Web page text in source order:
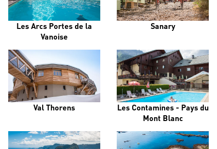
Les Arcs Portes de la
Vanoise
Sanary
Val Thorens
Les Contamines - Pays du
Mont Blanc